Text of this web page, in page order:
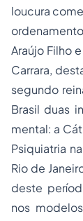
loucura
Araújo Filho
Carrara,
segundo
Brasil duas
mental: a
Psiquiatria
Rio de
deste
nos